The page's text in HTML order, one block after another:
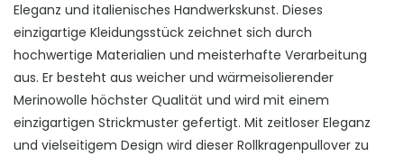
Eleganz und italienisches Handwerkskunst. Dieses
einzigartige Kleidungsstück zeichnet sich durch
hochwertige Materialien und meisterhafte Verarbeitung
aus. Er besteht aus weicher und wärmeisolierender
Merinowolle höchster Qualität und wird mit einem
einzigartigen Strickmuster gefertigt. Mit zeitloser Eleganz
und vielseitigem Design wird dieser Rollkragenpullover zu